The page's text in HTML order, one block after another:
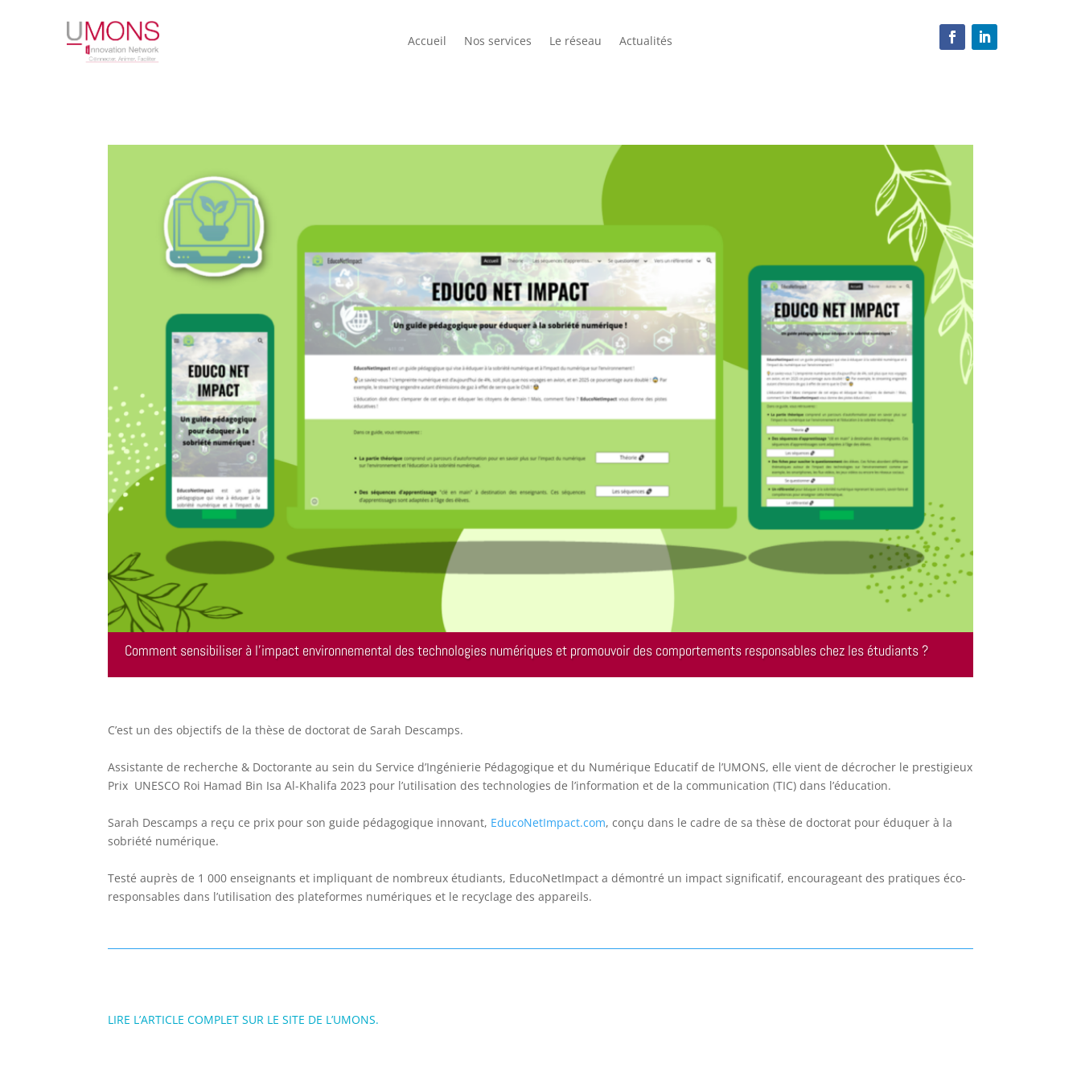
Accueil Nos services Le réseau Actualités
Comment sensibiliser à l’impact environnemental des technologies numériques et promouvoir des comportements responsables chez les étudiants ?
C’est un des objectifs de la thèse de doctorat de Sarah Descamps.
Assistante de recherche & Doctorante au sein du Service d’Ingénierie Pédagogique et du Numérique Educatif de l’UMONS, elle vient de décrocher le prestigieux
Prix UNESCO Roi Hamad Bin Isa Al-Khalifa 2023 pour l’utilisation des technologies de l’information et de la communication (TIC) dans l’éducation.
Sarah Descamps a reçu ce prix pour son guide pédagogique innovant, EducoNetImpact.com, conçu dans le cadre de sa thèse de doctorat pour éduquer à la
sobriété numérique.
Testé auprès de 1 000 enseignants et impliquant de nombreux étudiants, EducoNetImpact a démontré un impact significatif, encourageant des pratiques éco-
responsables dans l’utilisation des plateformes numériques et le recyclage des appareils.
LIRE L’ARTICLE COMPLET SUR LE SITE DE L’UMONS.